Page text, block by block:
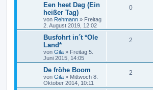
Een heet Dag (Ein
heißer Tag)
von Rehmann » Freitag
2. August 2019, 12:02
0
Busfohrt in´t *Ole
Land*
von Gila » Freitag 5.
Juni 2015, 14:05
2
De fröhe Boom
von Gila » Mittwoch 8.
Oktober 2014, 10:11
2